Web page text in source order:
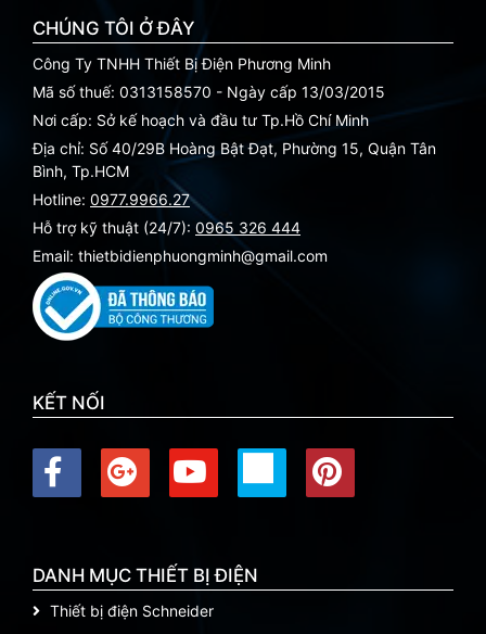
CHÚNG TÔI Ở ĐÂY
Công Ty TNHH Thiết Bị Điện Phương Minh
Mã số thuế: 0313158570 - Ngày cấp 13/03/2015
Nơi cấp: Sở kế hoạch và đầu tư Tp.Hồ Chí Minh
Địa chỉ: Số 40/29B Hoàng Bật Đạt, Phường 15, Quận Tân
Bình, Tp.HCM
Hotline: 0977.9966.27
Hỗ trợ kỹ thuật (24/7): 0965 326 444
Email: thietbidienphuongminh@gmail.com
KẾT NỐI
DANH MỤC THIẾT BỊ ĐIỆN
Thiết bị điện Schneider